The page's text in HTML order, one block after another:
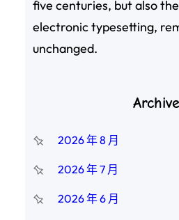
five centuries, but also
electronic typesetting,
unchanged.
Archive
2026 年 8 月
2026 年 7 月
2026 年 6 月